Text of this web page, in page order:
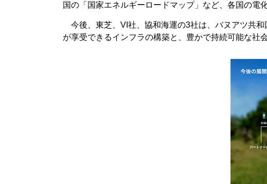
国の「国家エネルギーロードマップ」など、各国の電
今後、東芝、VI社、協和海運の3社は、バヌアツ共
が享受できるインフラの構築と、豊かで持続可能な社